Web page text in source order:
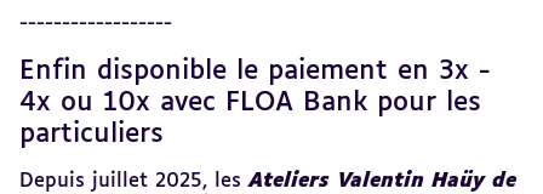
------------------
sommaire
Enfin disponible le paiement en 3x -
4x ou 10x avec FLOA Bank pour les
particuliers
Depuis juillet 2025, lesAteliers Valentin Haüy de
Revenir
au
sommaire